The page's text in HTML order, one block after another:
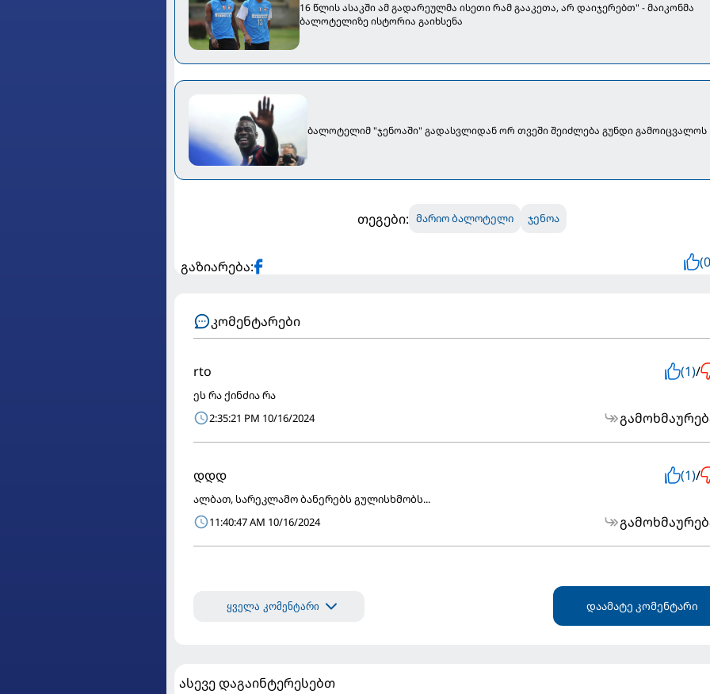
16 წლის ასაკში ამ გადარეულმა ისეთი რამ გააკეთა, არ დაიჯერებთ" - მაიკონმა
ბალოტელიზე ისტორია გაიხსენა
ბალოტელიმ "ჯენოაში" გადასვლიდან ორ თვეში შეიძლება გუნდი გამოიცვალოს
თეგები: მარიო ბალოტელი ჯენოა
გაზიარება:
კომენტარები
rto (1)/
ეს რა ქინძია რა
2:35:21 PM 10/16/2024
დდდ (1)/
ალბათ, სარეკლამო ბანერებს გულისხმობს...
11:40:47 AM 10/16/2024
ყველა კომენტარი დაამატე კომენტარი
ასევე დაგაინტერესებთ